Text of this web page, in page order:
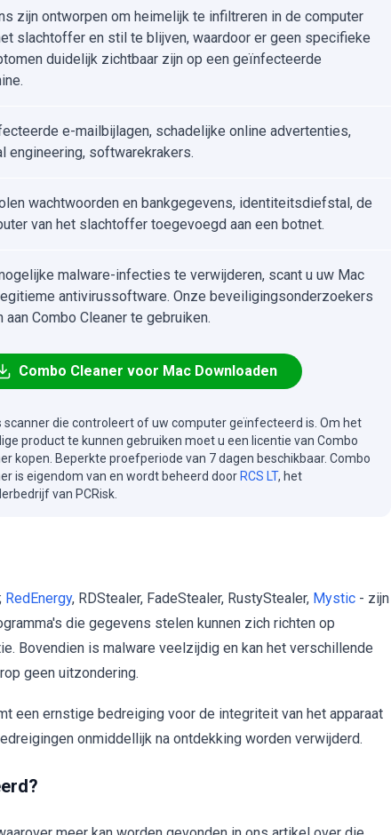
zijn ontworpen om heimelijk te infiltreren in de computer
slachtoffer en stil te blijven, waardoor er geen specifieke
duidelijk zichtbaar zijn op een geïnfecteerde
e-mailbijlagen, schadelijke online advertenties,
engineering, softwarekrakers.
wachtwoorden en bankgegevens, identiteitsdiefstal, de
van het slachtoffer toegevoegd aan een botnet.
malware-infecties te verwijderen, scant u uw Mac
antivirussoftware. Onze beveiligingsonderzoekers
aan Combo Cleaner te gebruiken.
Combo Cleaner voor Mac Downloaden
scanner die controleert of uw computer geïnfecteerd is. Om het
product te kunnen gebruiken moet u een licentie van Combo
kopen. Beperkte proefperiode van 7 dagen beschikbaar. Combo
is eigendom van en wordt beheerd door RCS LT, het
van PCRisk.
RedEnergy, RDStealer, FadeStealer, RustyStealer, Mystic - zijn
die gegevens stelen kunnen zich richten op
Bovendien is malware veelzijdig en kan het verschillende
geen uitzondering.
een ernstige bedreiging voor de integriteit van het apparaat
onmiddellijk na ontdekking worden verwijderd.